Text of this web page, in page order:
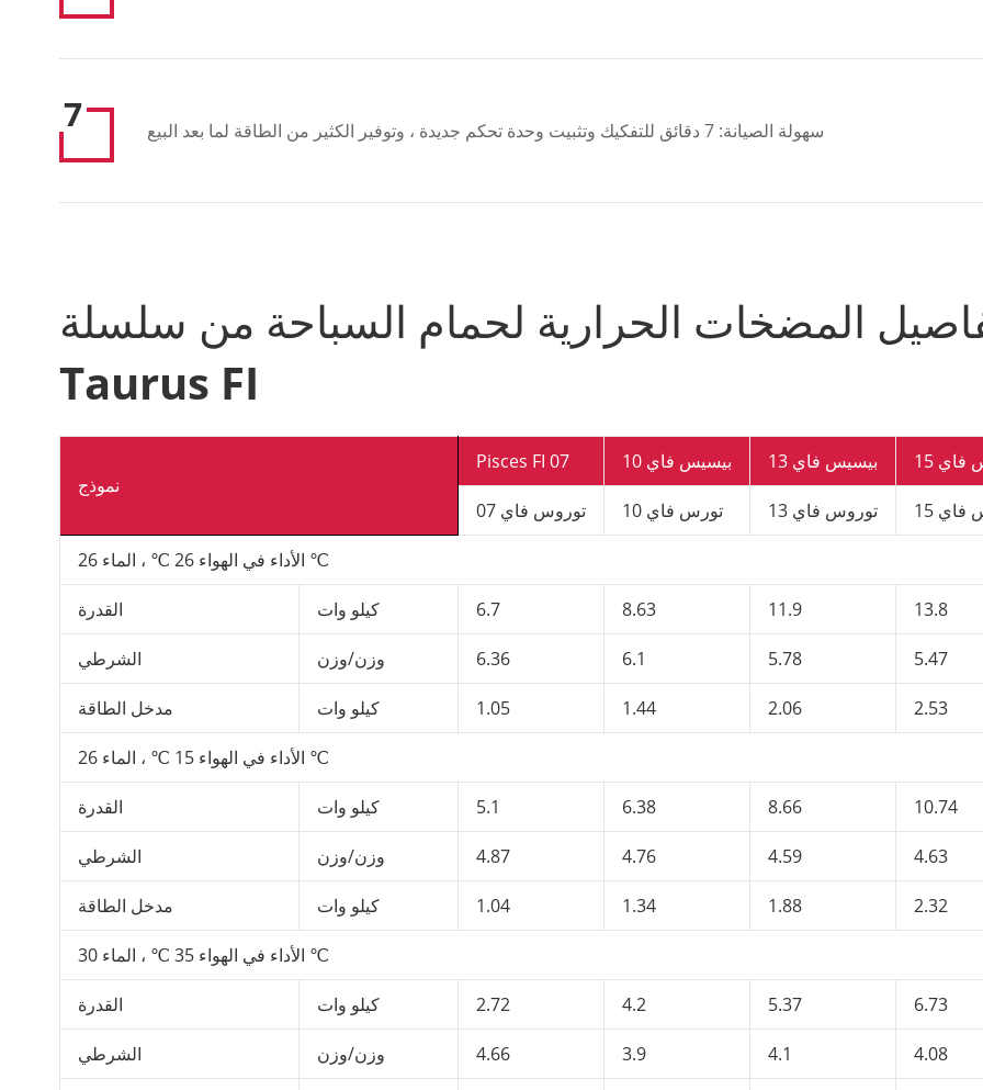
7 سهولة الصيانة: 7 دقائق للتفكيك وتثبيت وحدة تحكم جديدة ، وتوفير الكثير من الطاقة لما بعد البيع
المضخات الحرارية لحمام السباحة من سلسلة
Taurus FI
نموذج
Pisces FI 07 بيسيس فاي 10 بيسيس فاي 13 15
توروس فاي 07 تورس فاي 10 توروس فاي 13 فاي 15
الأداء في الهواء 26 ℃ ، الماء 26 ℃
القدرة كيلو وات 6.7 8.63 11.9 13.8
الشرطي وزن/وزن 6.36 6.1 5.78 5.47
مدخل الطاقة كيلو وات 1.05 1.44 2.06 2.53
الأداء في الهواء 15 ℃ ، الماء 26 ℃
القدرة كيلو وات 5.1 6.38 8.66 10.74
الشرطي وزن/وزن 4.87 4.76 4.59 4.63
مدخل الطاقة كيلو وات 1.04 1.34 1.88 2.32
الأداء في الهواء 35 ℃ ، الماء 30 ℃
القدرة كيلو وات 2.72 4.2 5.37 6.73
الشرطي وزن/وزن 4.66 3.9 4.1 4.08